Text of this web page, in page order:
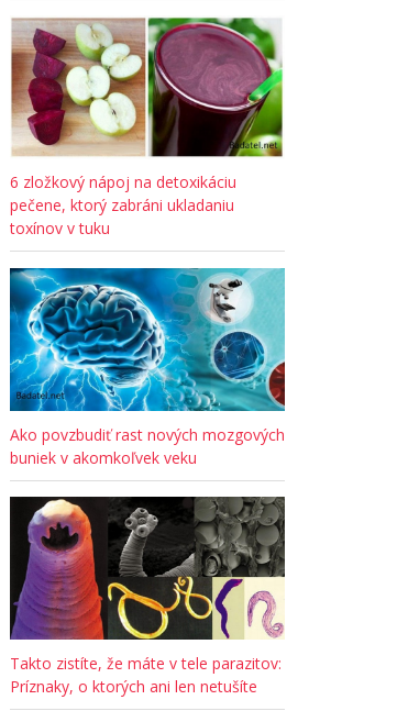
6 zložkový nápoj na detoxikáciu
pečene, ktorý zabráni ukladaniu
toxínov v tuku
Ako povzbudiť rast nových mozgových
buniek v akomkoľvek veku
Takto zistíte, že máte v tele parazitov:
Príznaky, o ktorých ani len netušíte